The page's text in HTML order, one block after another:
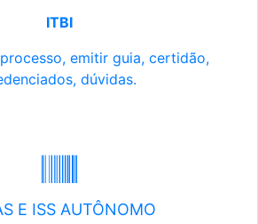
ITBI
emitir guia, certidão,
dúvidas.
E ISS AUTÔNOMO